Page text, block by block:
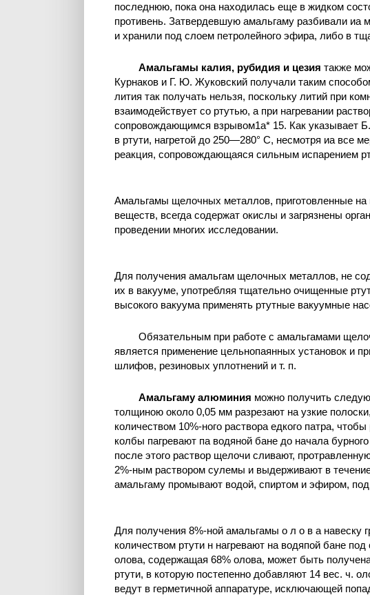
последнюю, пока она находилась еще в жидком
противень. Затвердевшую амальгаму разбивали
и хранили под слоем петролейного эфира, либо в
Амальгамы калия, рубидия и цезия также
Курнаков и Г. Ю. Жуковский получали таким
лития так получать нельзя, поскольку литий при
взаимодействует со ртутью, а при нагревании
сопровождающимся взрывом1а* 15. Как указывает
в ртути, нагретой до 250—280° С, несмотря иа все
реакция, сопровождающаяся сильным испарением
Амальгамы щелочных металлов, приготовленные
веществ, всегда содержат окислы и загрязнены
проведении многих исследовании.
Для получения амальгам щелочных металлов, не
их в вакууме, употребляя тщательно очищенные
высокого вакуума применять ртутные вакуумные
Обязательным при работе с амальгамами
является применение цельнопаянных установок и
шлифов, резиновых уплотнений и т. п.
Амальгаму алюминия можно получить
толщиною около 0,05 мм разрезают на узкие
количеством 10%-ного раствора едкого патра,
колбы пагревают па водяной бане до начала
после этого раствор щелочи сливают,
2%-ным раствором сулемы и выдерживают в
амальгаму промывают водой, спиртом и эфиром,
Для получения 8%-ной амальгамы о л о в а навеску
количеством ртути н нагревают на водяпой бане
олова, содержащая 68% олова, может быть
ртути, в которую постепенно добавляют 14 вес. ч.
ведут в герметичной аппаратуре, исключающей